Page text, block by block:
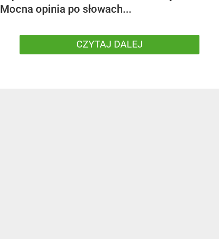
Mocna opinia po słowach...
CZYTAJ DALEJ